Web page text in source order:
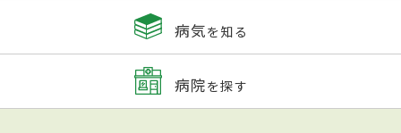
病気を知る
病院を探す